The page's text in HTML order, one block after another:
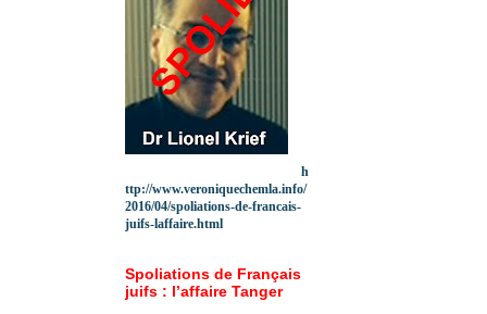
h
ttp://www.veroniquechemla.info/
2016/04/spoliations-de-francais-
juifs-laffaire.html
Spoliations de Français
juifs : l’affaire Tanger